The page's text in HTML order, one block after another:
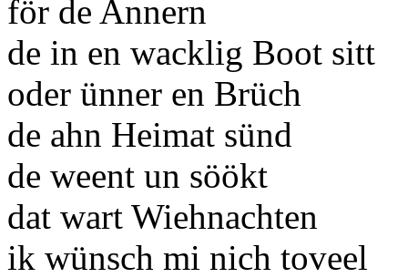
för de Annern
de in en wacklig Boot sitt
oder ünner en Brüch
de ahn Heimat sünd
de weent un söökt
dat wart Wiehnachten
ik wünsch mi nich toveel